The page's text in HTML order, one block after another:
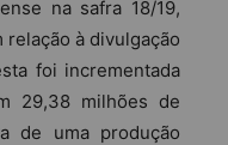
na safra 18/19,
à divulgação
foi incrementada
29,38 milhões de
de uma produção